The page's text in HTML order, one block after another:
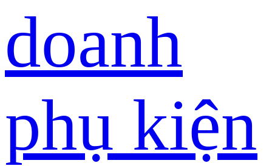
doanh
phụ kiện